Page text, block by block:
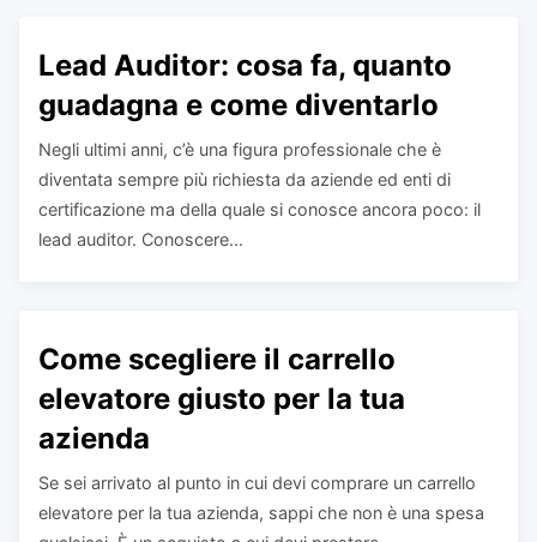
Lead Auditor: cosa fa, quanto
guadagna e come diventarlo
Negli ultimi anni, c’è una figura professionale che è
diventata sempre più richiesta da aziende ed enti di
certificazione ma della quale si conosce ancora poco: il
lead auditor. Conoscere...
Come scegliere il carrello
elevatore giusto per la tua
azienda
Se sei arrivato al punto in cui devi comprare un carrello
elevatore per la tua azienda, sappi che non è una spesa